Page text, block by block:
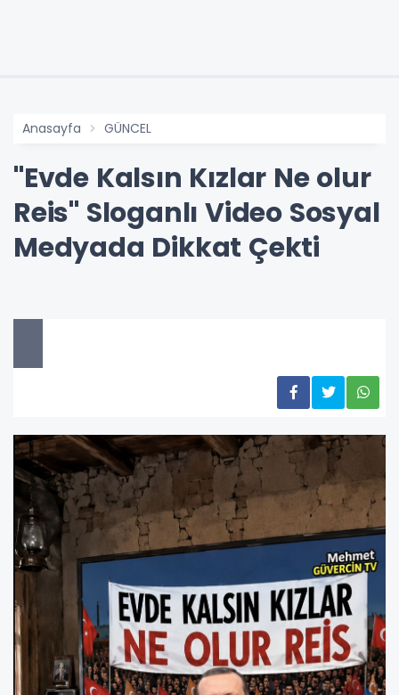
Anasayfa GÜNCEL
"Evde Kalsın Kızlar Ne olur
Reis" Sloganlı Video Sosyal
Medyada Dikkat Çekti